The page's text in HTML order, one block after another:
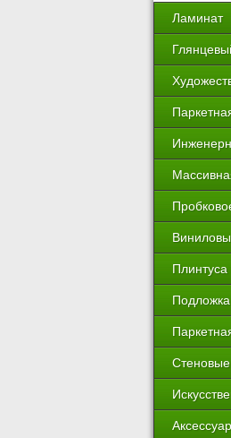
Ламинат
Плинтуса